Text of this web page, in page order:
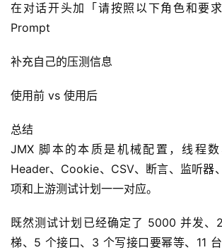
在对话开头加「请按照以下角色和要
Prompt
补充自己的压测信息
使用前 vs 使用后
总结
JMX 脚本的本质是机械配置，线程数
Header、Cookie、CSV、断言、监听器
项和上游测试计划一一对应。
既然测试计划已经确定了 5000 并发、
梯、5 个接口、3 个写接口要幂等、11